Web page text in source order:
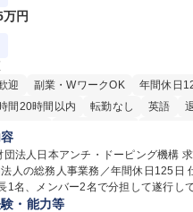
円
迎
副業・WワークOK
年間休日
間20時間以内
転勤なし 英語
育休あり
日本アンチ・ドーピング機構 求人名 【東京／文京
総務人事業務／年間休日125日 仕事の内容 下記業務を
1名、メンバー2名で分担して遂行し
を覚えていただき、ゆくゆくはリー
・能力等